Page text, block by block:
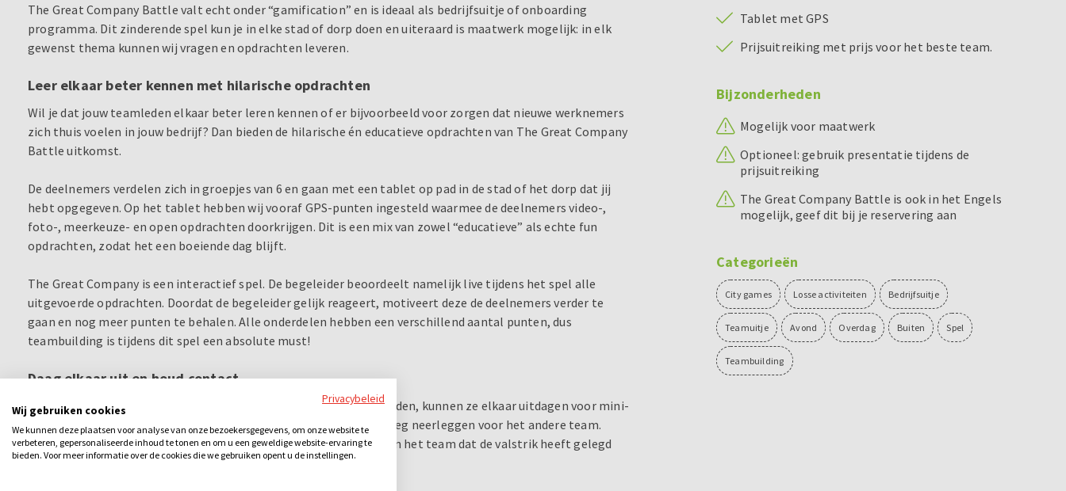
The Great Company Battle valt echt onder “gamification” en is ideaal als bedrijfsuitje of onboarding
programma. Dit zinderende spel kun je in elke stad of dorp doen en uiteraard is maatwerk mogelijk: in elk
gewenst thema kunnen wij vragen en opdrachten leveren.
Leer elkaar beter kennen met hilarische opdrachten
Wil je dat jouw teamleden elkaar beter leren kennen of er bijvoorbeeld voor zorgen dat nieuwe werknemers
zich thuis voelen in jouw bedrijf? Dan bieden de hilarische én educatieve opdrachten van The Great Company
Battle uitkomst.
De deelnemers verdelen zich in groepjes van 6 en gaan met een tablet op pad in de stad of het dorp dat jij
hebt opgegeven. Op het tablet hebben wij vooraf GPS-punten ingesteld waarmee de deelnemers video-,
foto-, meerkeuze- en open opdrachten doorkrijgen. Dit is een mix van zowel “educatieve” als echte fun
opdrachten, zodat het een boeiende dag blijft.
The Great Company is een interactief spel. De begeleider beoordeelt namelijk live tijdens het spel alle
uitgevoerde opdrachten. Doordat de begeleider gelijk reageert, motiveert deze de deelnemers verder te
gaan en nog meer punten te behalen. Alle onderdelen hebben een verschillend aantal punten, dus
teambuilding is tijdens dit spel een absolute must!
Daag elkaar uit en houd contact
Om de teams tijdens het spel ook met elkaar contact te laten houden, kunnen ze elkaar uitdagen voor mini-
games. Daarnaast kan het ene team (virtueel) een valstrik op de weg neerleggen voor het andere team.
Loopt het andere team hier overheen, dan krijgen zij minpunten en het team dat de valstrik heeft gelegd
pluspunten.
Tablet met GPS
Prijsuitreiking met prijs voor het beste team.
Bijzonderheden
Mogelijk voor maatwerk
Optioneel: gebruik presentatie tijdens de
prijsuitreiking
The Great Company Battle is ook in het Engels
mogelijk, geef dit bij je reservering aan
Categorieën
City games Losse activiteiten Bedrijfsuitje
Teamuitje Avond Overdag Buiten Spel
Teambuilding
Privacybeleid
Wij gebruiken cookies
We kunnen deze plaatsen voor analyse van onze bezoekersgegevens, om onze website te
verbeteren, gepersonaliseerde inhoud te tonen en om u een geweldige website-ervaring te
bieden. Voor meer informatie over de cookies die we gebruiken opent u de instellingen.